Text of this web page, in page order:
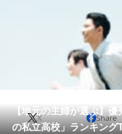
会員記事
【地元の主婦が選ぶ】優
の私立高校」ランキン
X Share